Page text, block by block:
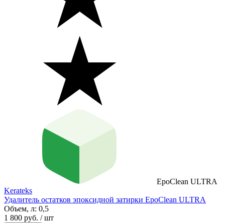
EpoClean ULTRA
Kerateks
Удалитель остатков эпоксидной затирки EpoClean ULTRA
Объем, л: 0,5
1 800 руб. / шт